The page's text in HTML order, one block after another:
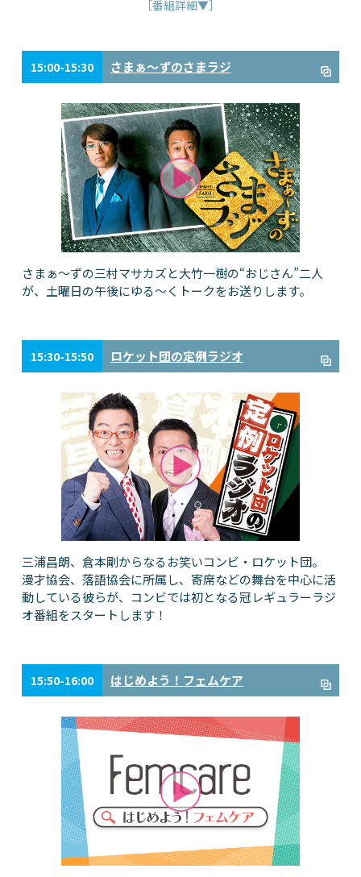
［番組詳細▼］
15:00-15:30 さまぁ～ずのさまラジ
さまぁ～ずの三村マサカズと大竹一樹の“おじさん”二人
が、土曜日の午後にゆる～くトークをお送りします。
15:30-15:50 ロケット団の定例ラジオ
三浦昌朗、倉本剛からなるお笑いコンビ・ロケット団。
漫才協会、落語協会に所属し、寄席などの舞台を中心に活
動している彼らが、コンビでは初となる冠レギュラーラジ
オ番組をスタートします！
15:50-16:00 はじめよう！フェムケア